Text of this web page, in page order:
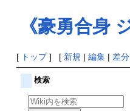
《豪勇合身
[ トップ] [ 新規 | 編集| 差分
検索